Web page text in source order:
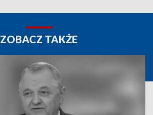
ZOBACZ TAKŻE